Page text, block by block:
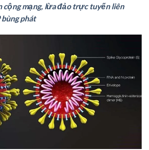
cộng mạng, lừa đảo trực tuyến liên
phát